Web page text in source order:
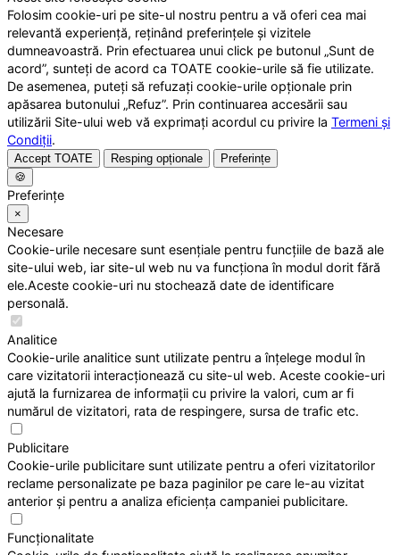
Folosim cookie-uri pe site-ul nostru pentru a vă oferi cea mai
relevantă experiență, reținând preferințele și vizitele
dumneavoastră. Prin efectuarea unui click pe butonul „Sunt de
acord”, sunteți de acord ca TOATE cookie-urile să fie utilizate.
De asemenea, puteți să refuzați cookie-urile opționale prin
apăsarea butonului „Refuz”. Prin continuarea accesării sau
utilizării Site-ului web vă exprimați acordul cu privire la Termeni și
Condiții.
Accept TOATE Resping opționale
Preferințe
🍪
Preferințe
×
Necesare
Cookie-urile necesare sunt esențiale pentru funcțiile de bază ale
site-ului web, iar site-ul web nu va funcționa în modul dorit fără
ele.Aceste cookie-uri nu stochează date de identificare
personală.
Analitice
Cookie-urile analitice sunt utilizate pentru a înțelege modul în
care vizitatorii interacționează cu site-ul web. Aceste cookie-uri
ajută la furnizarea de informații cu privire la valori, cum ar fi
numărul de vizitatori, rata de respingere, sursa de trafic etc.
Publicitare
Cookie-urile publicitare sunt utilizate pentru a oferi vizitatorilor
reclame personalizate pe baza paginilor pe care le-au vizitat
anterior și pentru a analiza eficiența campaniei publicitare.
Funcționalitate